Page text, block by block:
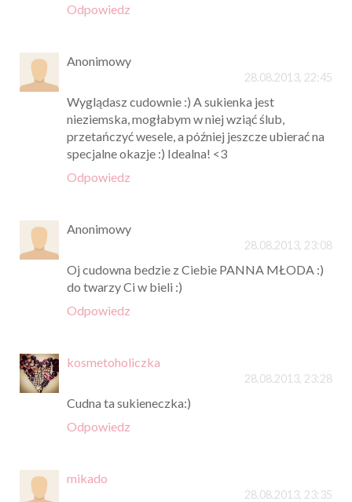
Odpowiedz
Anonimowy
28.08.2013, 22:45
Wyglądasz cudownie :) A sukienka jest
nieziemska, mogłabym w niej wziąć ślub,
przetańczyć wesele, a później jeszcze ubierać na
specjalne okazje :) Idealna! <3
Odpowiedz
Anonimowy
28.08.2013, 23:08
Oj cudowna bedzie z Ciebie PANNA MŁODA :)
do twarzy Ci w bieli :)
Odpowiedz
kosmetoholiczka
28.08.2013, 23:28
Cudna ta sukieneczka:)
Odpowiedz
mikado
28.08.2013, 23:35